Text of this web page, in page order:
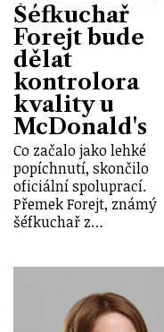
Šéfkuchař
Forejt bude
dělat
kontrolora
kvality u
McDonald's
Co začalo jako lehké
popíchnutí, skončilo
oficiální spoluprací.
Přemek Forejt, známý
šéfkuchař z…